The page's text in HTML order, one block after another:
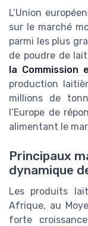
L’Union
sur le marché
parmi les plus
de poudre de
la Commission
production
millions de
l’Europe de
alimentant le
Principaux
dynamique
Les produits
Afrique, au
forte